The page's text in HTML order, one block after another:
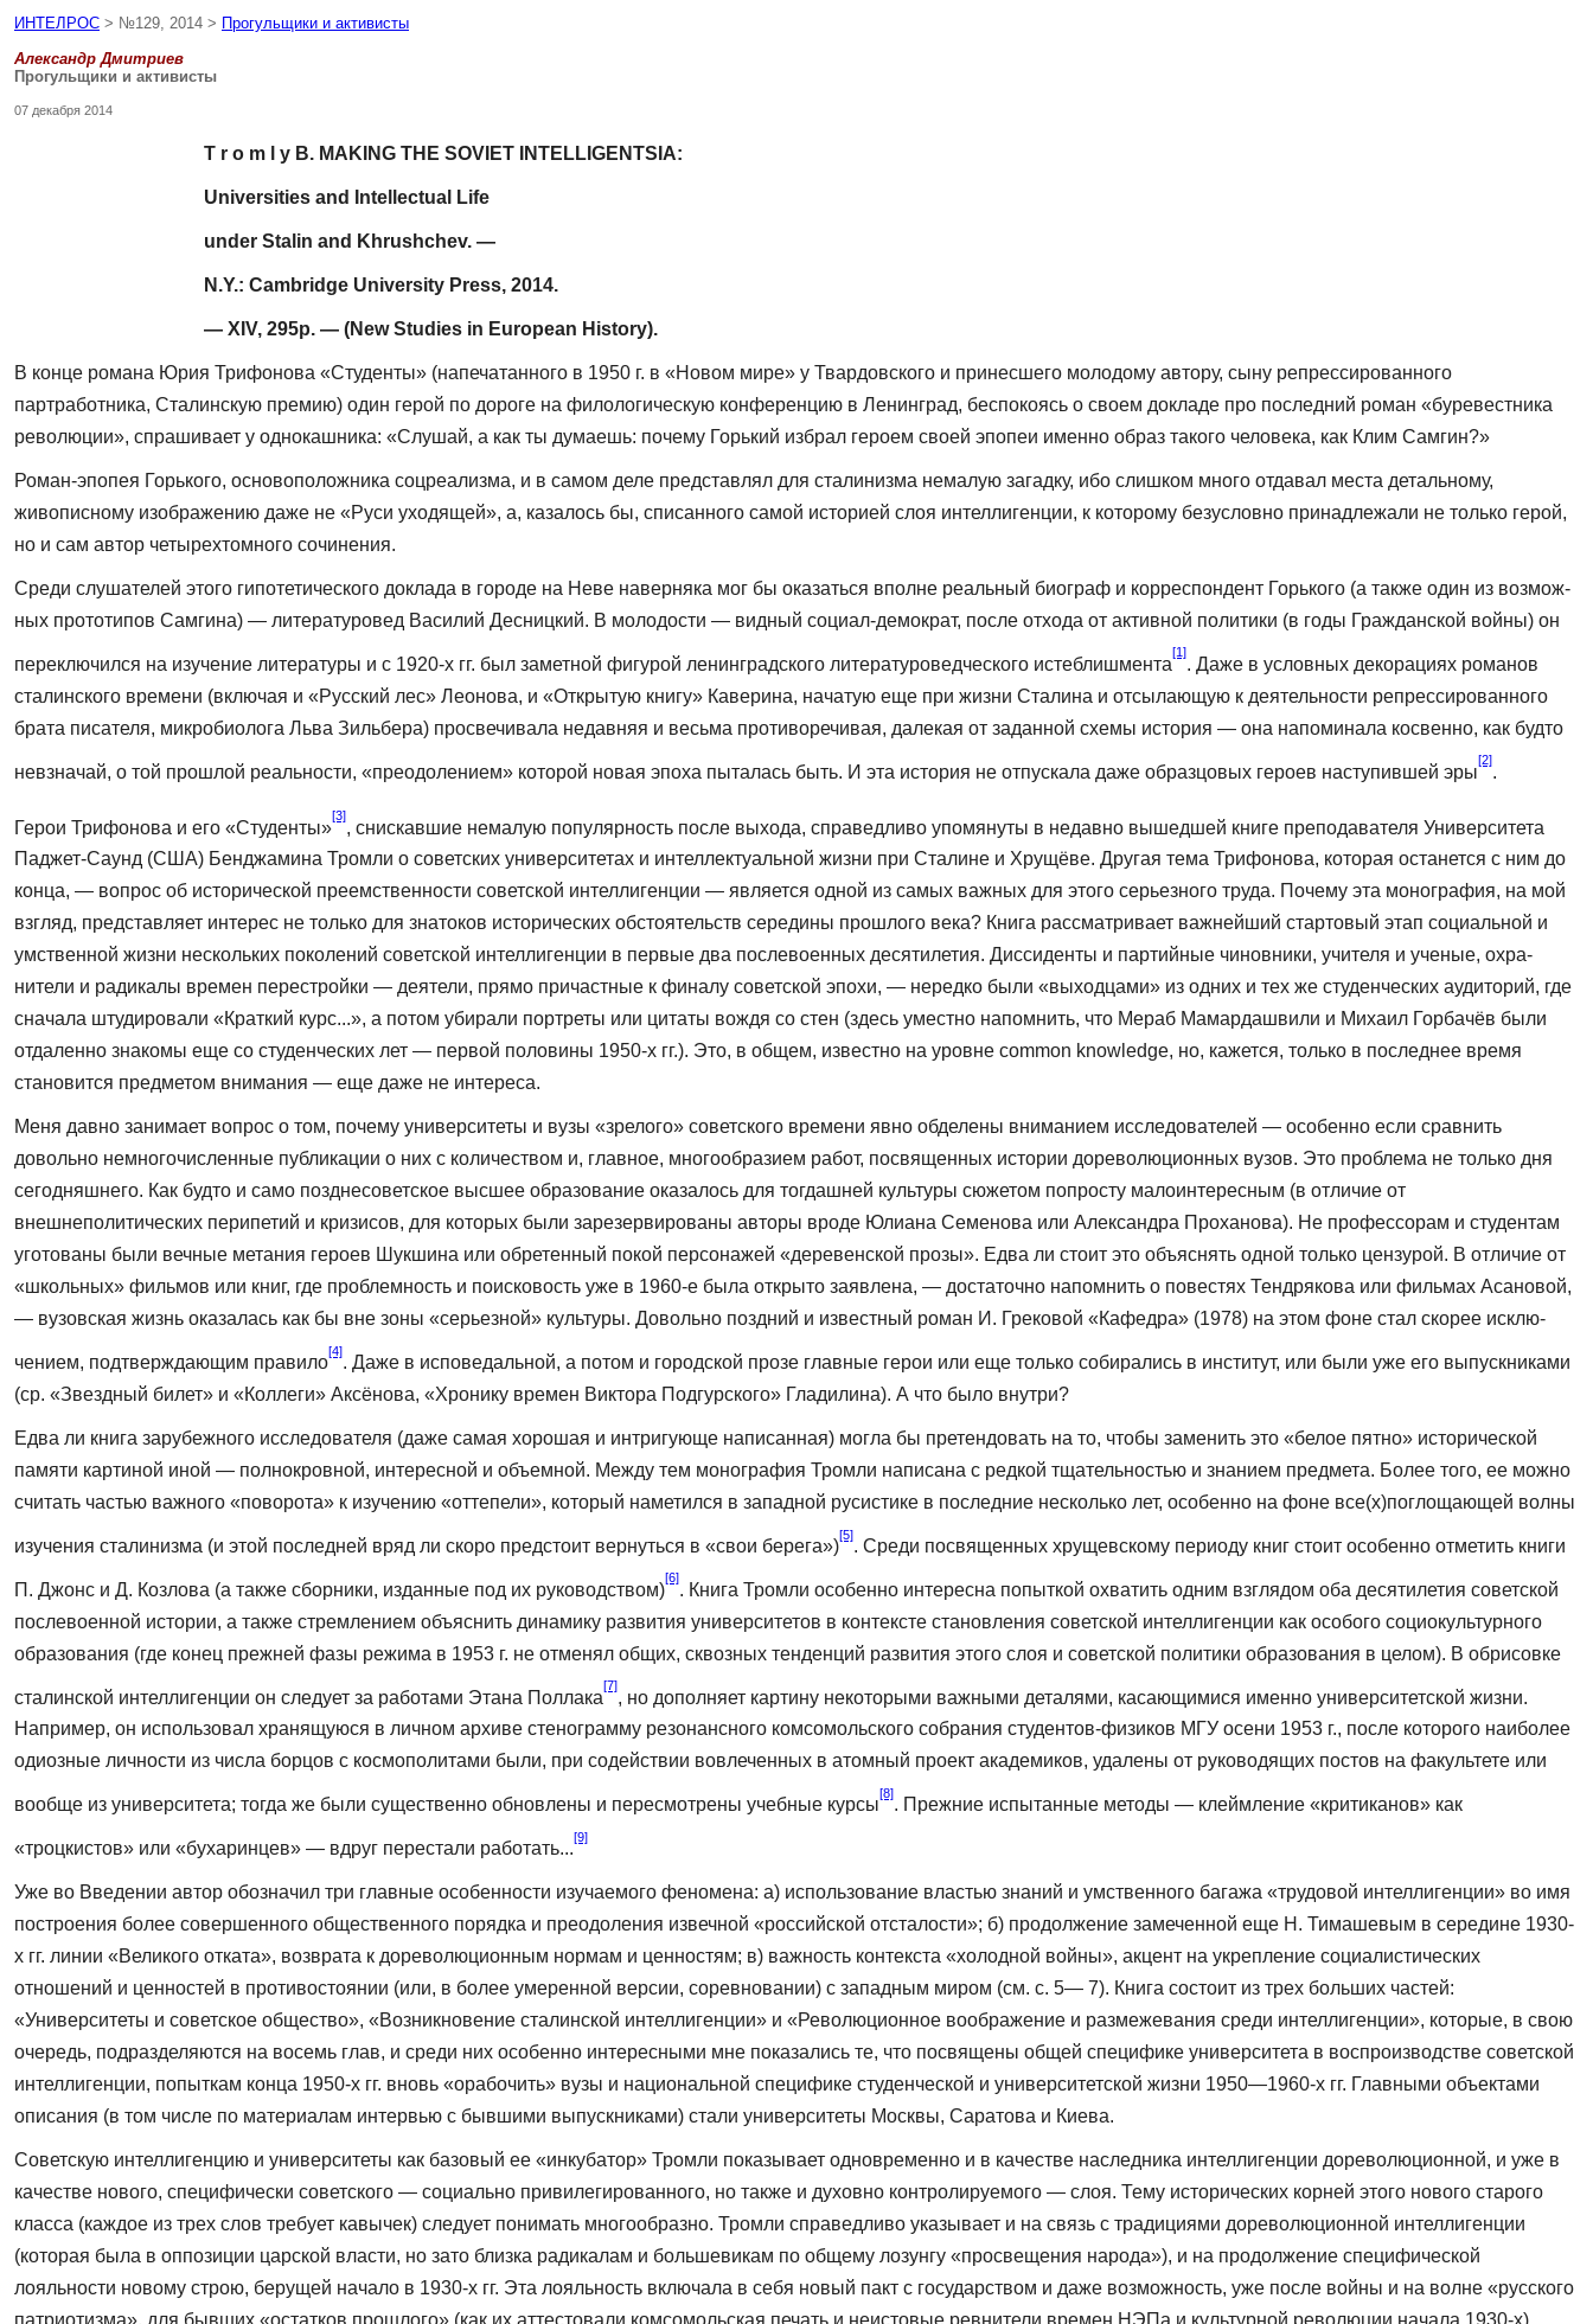
ИНТЕЛРОС > №129, 2014 > Прогульщики и активисты
Александр Дмитриев
Прогульщики и активисты
07 декабря 2014
T r o m l y B. MAKING THE SOVIET INTELLIGENTSIA:
Uni­versities and Intellectual Life
under Stalin and Khrushchev. —
N.Y.: Cambridge University Press, 2014.
— XIV, 295p. — (New Studies in European History).
В конце романа Юрия Трифонова «Студенты» (напечатанного в 1950 г. в «Новом мире» у Твардовского и принесшего молодому автору, сыну репрессированного
партработника, Сталинскую премию) один герой по дороге на филологическую конференцию в Ленинград, беспокоясь о своем докладе про последний роман «бу­ревестника
революции», спрашивает у однокашника: «Слушай, а как ты думаешь: почему Горький избрал героем своей эпопеи именно образ такого человека, как Клим Самгин?»
Роман-эпопея Горького, основоположника соцреализма, и в самом деле представлял для сталинизма немалую загадку, ибо слишком много отдавал места детальному,
живопис­ному изображению даже не «Руси уходящей», а, казалось бы, списанного самой историей слоя интеллигенции, к которому безусловно принадлежали не только герой,
но и сам автор четырехтомного сочинения.
Среди слушателей этого гипотетического доклада в городе на Неве наверняка мог бы оказаться вполне реальный биограф и коррес­пондент Горького (а также один из возмож­
ных прототипов Самгина) — литературовед Василий Десницкий. В молодости — видный социал-демократ, после отхода от активной по­литики (в годы Гражданской войны) он
пере­ключился на изучение литературы и с 1920-х гг. был заметной фигурой ленинградского лите­ратуроведческого истеблишмента
[1]
. Даже в условных декорациях романов
сталин­ского времени (включая и «Русский лес» Леонова, и «Открытую книгу» Каве­рина, начатую еще при жизни Сталина и отсылающую к деятельности репресси­рованного
брата писателя, микробиолога Льва Зильбера) просвечивала недавняя и весьма противоречивая, далекая от заданной схемы история — она напоминала косвенно, как будто
невзначай, о той прошлой реальности, «преодолением» ко­торой новая эпоха пыталась быть. И эта история не отпускала даже образцовых героев наступившей эры
[2]
.
Герои Трифонова и его «Студенты»
[3]
, снискавшие немалую популярность после выхода, справедливо упомянуты в недавно вышедшей книге преподавателя Университета
Паджет-Саунд (США) Бенджамина Тромли о советских универ­ситетах и интеллектуальной жизни при Сталине и Хрущёве. Другая тема Трифо­нова, которая останется с ним до
конца, — вопрос об исторической преемствен­ности советской интеллигенции — является одной из самых важных для этого серьезного труда. Почему эта монография, на мой
взгляд, представляет интерес не только для знатоков исторических обстоятельств середины прошлого века? Книга рассматривает важнейший стартовый этап социальной и
умственной жизни нескольких поколений советской интеллигенции в первые два послево­енных десятилетия. Диссиденты и партийные чиновники, учителя и ученые, охра­
нители и радикалы времен перестройки — деятели, прямо причастные к финалу советской эпохи, — нередко были «выходцами» из одних и тех же студенческих аудиторий, где
сначала штудировали «Краткий курс...», а потом убирали порт­реты или цитаты вождя со стен (здесь уместно напомнить, что Мераб Мамар­дашвили и Михаил Горбачёв были
отдаленно знакомы еще со студенческих лет — первой половины 1950-х гг.). Это, в общем, известно на уровне common knowledge, но, кажется, только в последнее время
становится предметом внима­ния — еще даже не интереса.
Меня давно занимает вопрос о том, почему университеты и вузы «зрелого» со­ветского времени явно обделены вниманием исследователей — особенно если сравнить
довольно немногочисленные публикации о них с количеством и, глав­ное, многообразием работ, посвященных истории дореволюционных вузов. Это проблема не только дня
сегодняшнего. Как будто и само позднесоветское высшее образование оказалось для тогдашней культуры сюжетом попросту малоинтерес­ным (в отличие от
внешнеполитических перипетий и кризисов, для которых были зарезервированы авторы вроде Юлиана Семенова или Александра Проханова). Не профессорам и студентам
уготованы были вечные метания героев Шукшина или обретенный покой персонажей «деревенской прозы». Едва ли стоит это объ­яснять одной только цензурой. В отличие от
«школьных» фильмов или книг, где проблемность и поисковость уже в 1960-е была открыто заявлена, — доста­точно напомнить о повестях Тендрякова или фильмах Асановой,
— вузовская жизнь оказалась как бы вне зоны «серьезной» культуры. Довольно поздний и из­вестный роман И. Грековой «Кафедра» (1978) на этом фоне стал скорее исклю­
чением, подтверждающим правило
[4]
. Даже в исповедальной, а потом и городской прозе главные герои или еще только собирались в институт, или были уже его выпускниками
(ср. «Звездный билет» и «Коллеги» Аксёнова, «Хронику времен Виктора Подгурского» Гладилина). А что было внутри?
Едва ли книга зарубежного исследователя (даже самая хорошая и интригующе написанная) могла бы претендовать на то, чтобы заменить это «белое пятно» ис­торической
памяти картиной иной — полнокровной, интересной и объемной. Между тем монография Тромли написана с редкой тщательностью и знанием предмета. Более того, ее можно
считать частью важного «поворота» к изучению «оттепели», который наметился в западной русистике в последние несколько лет, особенно на фоне все(х)поглощающей волны
изучения сталинизма (и этой по­следней вряд ли скоро предстоит вернуться в «свои берега»)
[5]
. Среди посвящен­ных хрущевскому периоду книг стоит особенно отметить книги
П. Джонс и Д. Козлова (а также сборники, изданные под их руководством)
[6]
. Книга Тромли особенно интересна попыткой охватить одним взглядом оба десятилетия совет­ской
послевоенной истории, а также стремлением объяснить динамику развития университетов в контексте становления советской интеллигенции как особого социокультурного
образования (где конец прежней фазы режима в 1953 г. не от­менял общих, сквозных тенденций развития этого слоя и советской политики об­разования в целом). В обрисовке
сталинской интеллигенции он следует за рабо­тами Этана Поллака
[7]
, но дополняет картину некоторыми важными деталями, касающимися именно университетской жизни.
Например, он использовал хра­нящуюся в личном архиве стенограмму резонансного комсомольского собрания студентов-физиков МГУ осени 1953 г., после которого наиболее
одиозные лич­ности из числа борцов с космополитами были, при содействии вовлеченных в атомный проект академиков, удалены от руководящих постов на факультете или
вообще из университета; тогда же были существенно обновлены и пересмот­рены учебные курсы
[8]
. Прежние испытанные методы — клеймление «критиканов» как
«троцкистов» или «бухаринцев» — вдруг перестали работать...
[9]
Уже во Введении автор обозначил три главные особенности изучаемого фе­номена: а) использование властью знаний и умственного багажа «трудовой ин­теллигенции» во имя
построения более совершенного общественного порядка и преодоления извечной «российской отсталости»; б) продолжение замеченной еще Н. Тимашевым в середине 1930-
х гг. линии «Великого отката», возврата к доре­волюционным нормам и ценностям; в) важность контекста «холодной войны», акцент на укрепление социалистических
отношений и ценностей в противостоя­нии (или, в более умеренной версии, соревновании) с западным миром (см. с. 5— 7). Книга состоит из трех больших частей:
«Университеты и советское общество», «Возникновение сталинской интеллигенции» и «Революционное воображение и размежевания среди интеллигенции», которые, в свою
очередь, подразделяются на восемь глав, и среди них особенно интересными мне показались те, что по­священы общей специфике университета в воспроизводстве советской
интелли­генции, попыткам конца 1950-х гг. вновь «орабочить» вузы и национальной спе­цифике студенческой и университетской жизни 1950—1960-х гг. Главными объектами
описания (в том числе по материалам интервью с бывшими выпуск­никами) стали университеты Москвы, Саратова и Киева.
Советскую интеллигенцию и университеты как базовый ее «инкубатор» Тромли показывает одновременно и в качестве наследника интеллигенции доре­волюционной, и уже в
качестве нового, специфически советского — социально привилегированного, но также и духовно контролируемого — слоя. Тему исто­рических корней этого нового старого
класса (каждое из трех слов требует кавы­чек) следует понимать многообразно. Тромли справедливо указывает и на связь с традициями дореволюционной интеллигенции
(которая была в оппозиции цар­ской власти, но зато близка радикалам и большевикам по общему лозунгу «про­свещения народа»), и на продолжение специфической
лояльности новому строю, берущей начало в 1930-х гг. Эта лояльность включала в себя новый пакт с госу­дарством и даже возможность, уже после войны и на волне «русского
патрио­тизма», для бывших «остатков прошлого» (как их аттестовали комсомольская пе­чать и неистовые ревнители времен НЭПа и культурной революции начала 1930-х)